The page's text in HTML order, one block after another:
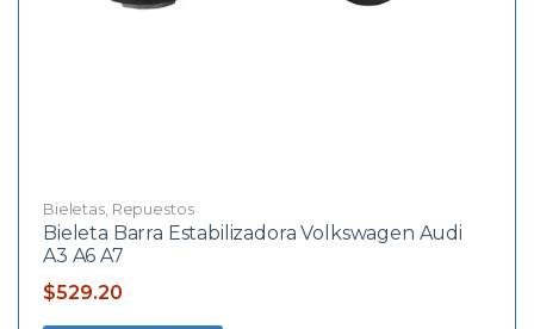
Bieletas, Repuestos
Bieleta Barra Estabilizadora Volkswagen Audi
A3 A6 A7
$529.20